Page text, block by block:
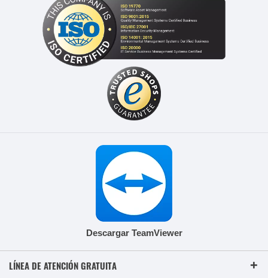
Descargar TeamViewer
LÍNEA DE ATENCIÓN GRATUITA